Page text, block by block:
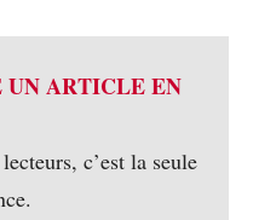
UN ARTICLE EN
c’est la seule